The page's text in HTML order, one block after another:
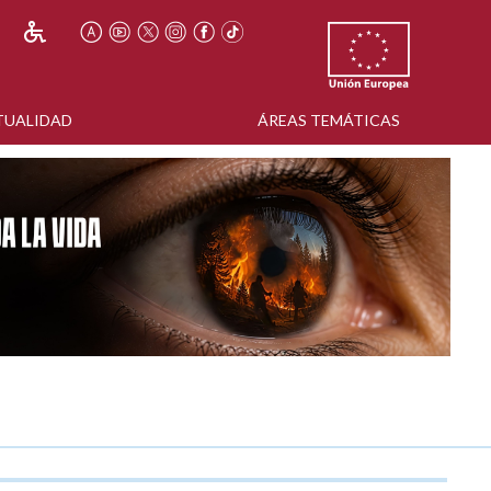
ÁREAS TEMÁTICAS